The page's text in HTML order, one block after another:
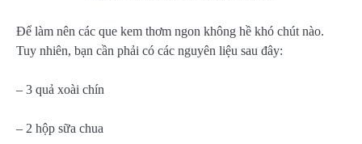
Để làm nên các que kem thơm ngon không hề khó chút nào.
Tuy nhiên, bạn cần phải có các nguyên liệu sau đây:
– 3 quả xoài chín
– 2 hộp sữa chua